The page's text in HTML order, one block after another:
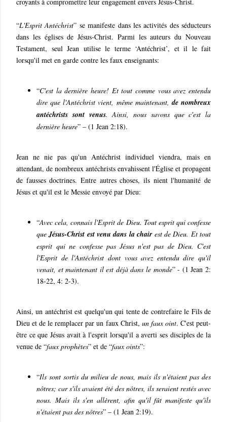
“L'Esprit Antéchrist” se manifeste dans les activités des séducteurs
dans les églises de Jésus-Christ. Parmi les auteurs du Nouveau
Testament, seul Jean utilise le terme ‘Antéchrist’, et il le fait
lorsqu'il met en garde contre les faux enseignants:
“C'est la dernière heure! Et tout comme vous avez entendu
dire que l'Antéchrist vient, même maintenant,de nombreux
antéchrists sont venus. Ainsi, nous savons que c'est la
dernière heure” – (1 Jean 2:18).
Jean ne nie pas qu'un Antéchrist individuel viendra, mais en
attendant, de nombreux antéchrists envahissent l'Église et propagent
de fausses doctrines. Entre autres choses, ils nient l'humanité de
Jésus et qu'il est le Messie envoyé par Dieu:
“Avec cela, connais l'Esprit de Dieu. Tout esprit qui confesse
queJésus-Christ est venu dans la chairest de Dieu. Et tout
esprit qui ne confesse pas Jésus n'est pas de Dieu. C'est
l'Esprit de l'Antéchrist dont vous avez entendu dire qu'il
venait, et maintenant il est déjà dans le monde” - (1 Jean 2:
18-22, 4: 2-3).
Ainsi, un antéchrist est quelqu'un qui tente de contrefaire le Fils de
Dieu et de le remplacer par un faux Christ, un faux oint. C'est peut-
être ce que Jésus avait à l'esprit lorsqu'il a averti ses disciples de la
venue de “faux prophètes” et de “faux oints”:
“Ils sont sortis du milieu de nous, mais ils n'étaient pas des
nôtres; car s'ils avaient été des nôtres, ils seraient restés avec
nous. Mais ils s'en allèrent, afin qu'il fût manifeste qu'ils
n'étaient pas des nôtres” – (1 Jean 2:19).